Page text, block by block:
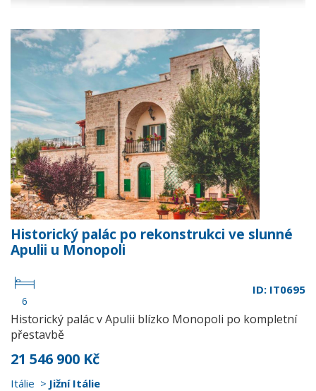
Historický palác po rekonstrukci ve slunné
Apulii u Monopoli
6
ID: IT0695
Historický palác v Apulii blízko Monopoli po kompletní
přestavbě
21 546 900 Kč
Itálie Jižní Itálie